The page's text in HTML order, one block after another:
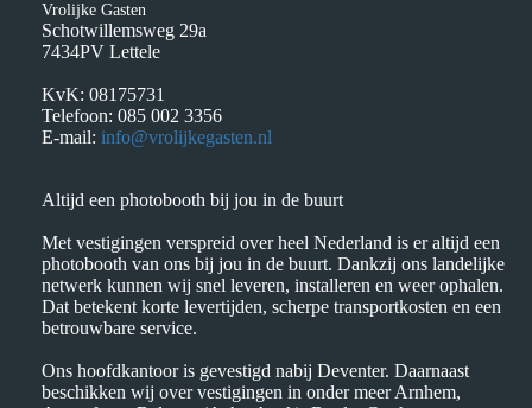
Vrolijke Gasten
Schotwillemsweg 29a
7434PV Lettele
KvK: 08175731
Telefoon: 085 002 3356
E-mail: info@vrolijkegasten.nl
Altijd een photobooth bij jou in de buurt
Met vestigingen verspreid over heel Nederland is er altijd een
photobooth van ons bij jou in de buurt. Dankzij ons landelijke
netwerk kunnen wij snel leveren, installeren en weer ophalen.
Dat betekent korte levertijden, scherpe transportkosten en een
betrouwbare service.
Ons hoofdkantoor is gevestigd nabij Deventer. Daarnaast
beschikken wij over vestigingen in onder meer Arnhem,